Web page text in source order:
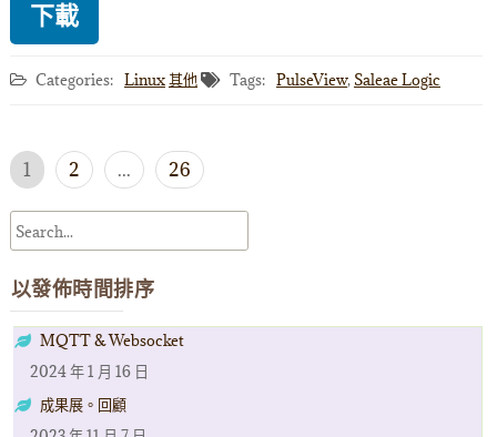
下載
Categories: Linux其他 Tags: PulseView, Saleae Logic
文
章
導
覽
1 2 ... 26
以發佈時間排序
MQTT & Websocket
2024 年 1 月 16 日
成果展。回顧